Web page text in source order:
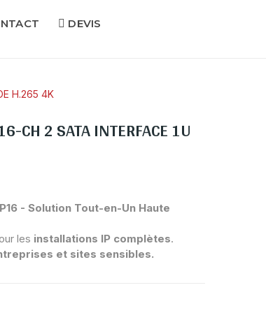
DEVIS
H.265 4K
CH 2 SATA INTERFACE 1U
- Solution Tout-en-Un Haute
les installations IP complètes.
et sites sensibles.